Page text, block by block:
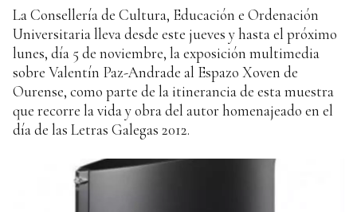
La Consellería de Cultura, Educación e Ordenación
Universitaria lleva desde este jueves y hasta el próximo
lunes, día 5 de noviembre, la exposición multimedia
sobre Valentín Paz-Andrade al Espazo Xoven de
Ourense, como parte de la itinerancia de esta muestra
que recorre la vida y obra del autor homenajeado en el
día de las Letras Galegas 2012.